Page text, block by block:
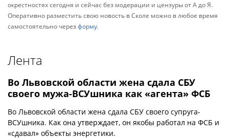
окрестностях сегодня и сейчас без модерации и цензуры от А до Я.
Оперативно разместить свою новость в Сколе можно в любое время
самостоятельно черезформу.
Лента
Во Львовской области жена сдала СБУ
своего мужа-ВСУшника как «агента» ФСБ
Во Львовской области жена сдала СБУ своего супруга-
ВСУшника. Как она утверждает, он якобы работал на ФСБ и
«сдавал» объекты энергетики.